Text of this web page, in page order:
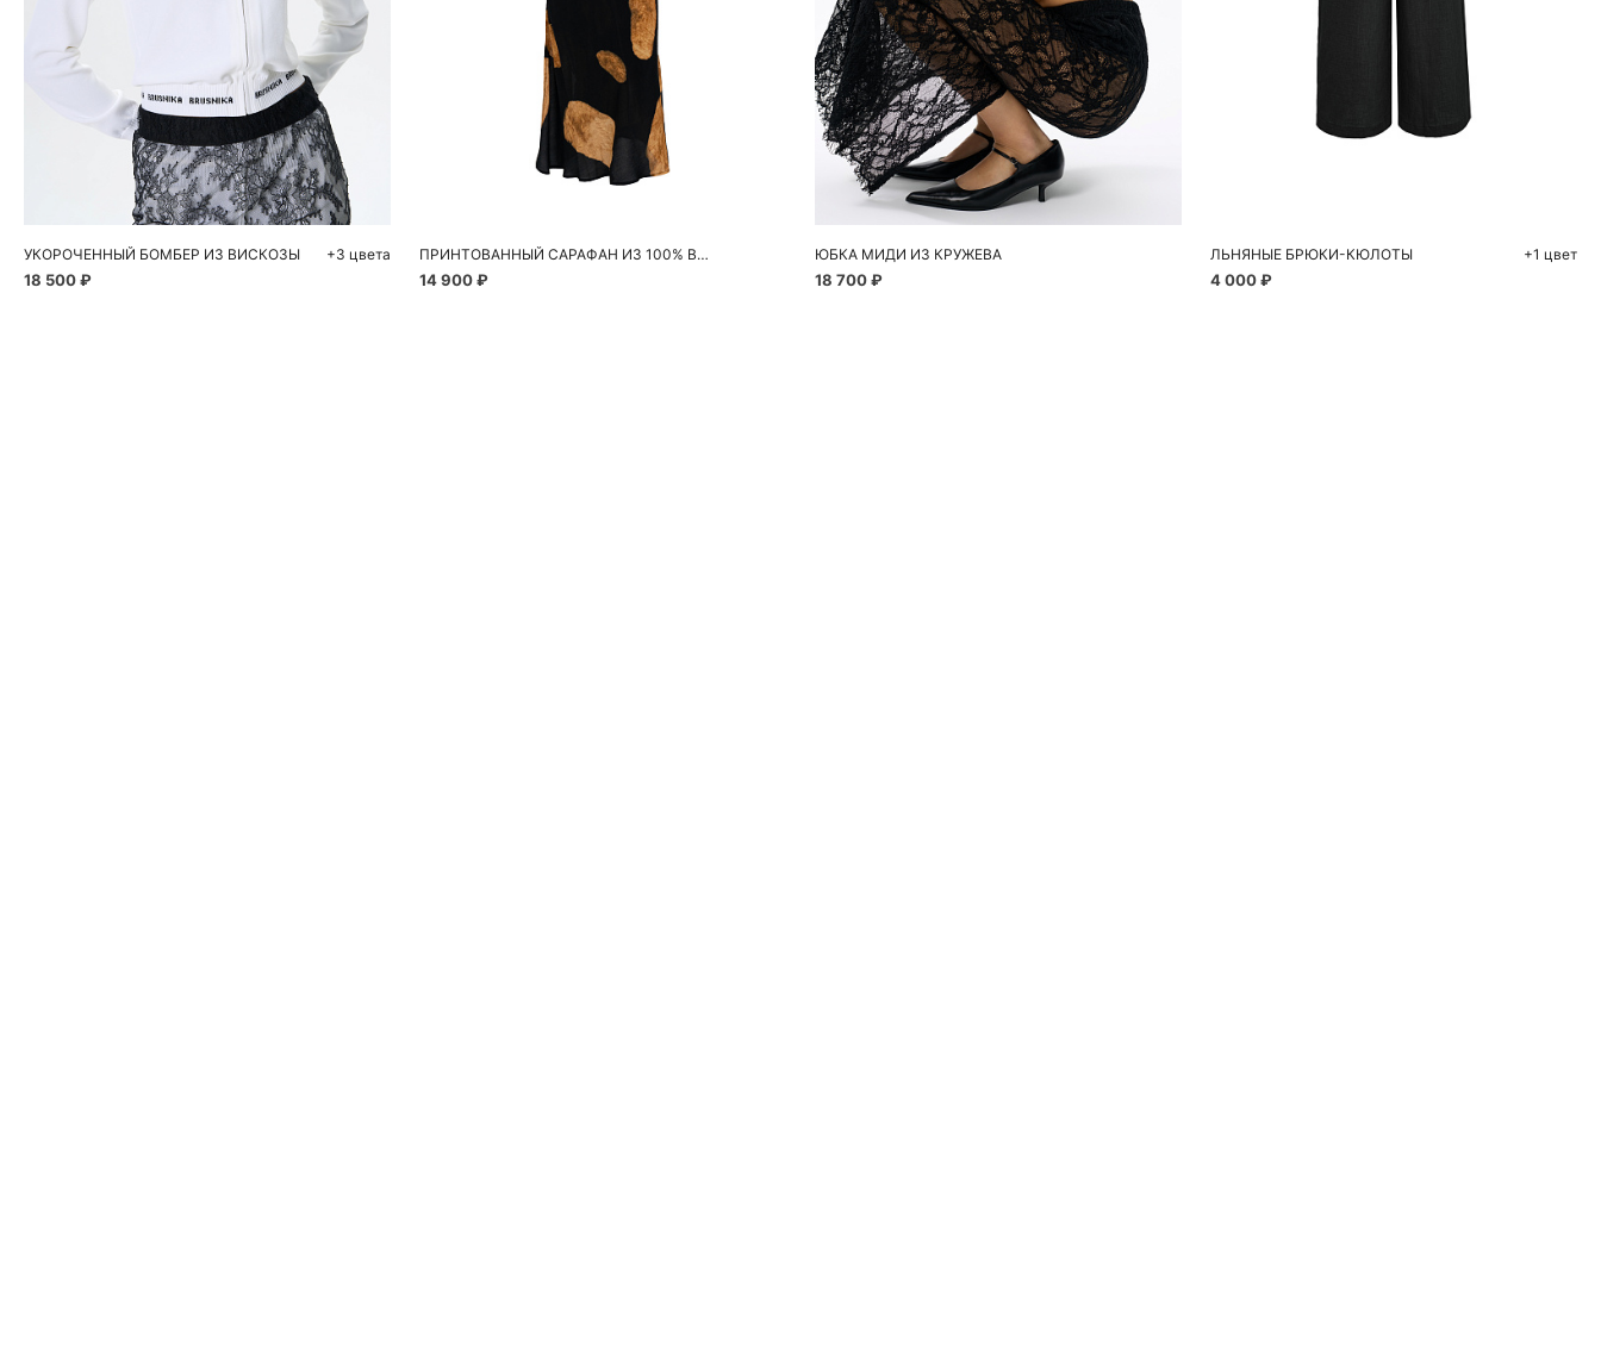
Добавить в корзину
S M
УКОРОЧЕННЫЙ БОМБЕР ИЗ ВИСКОЗЫ
18 500 ₽
+3 цвета
Добавить в корзину
42 44
ПРИНТОВАННЫЙ САРАФАН ИЗ 100% ВИСКОЗЫ
14 900 ₽
Добавить в корзину
S M
ЮБКА МИДИ ИЗ КРУЖЕВА
18 700 ₽
ЛЬНЯНЫЕ БРЮКИ-КЮЛОТЫ
4 000 ₽
+1 цвет